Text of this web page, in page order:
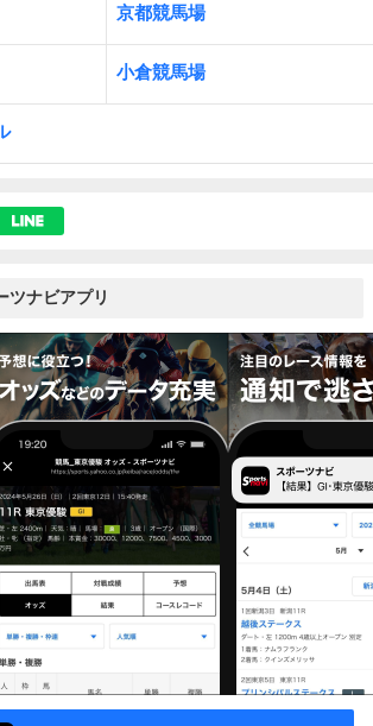
京都競馬場
小倉競馬場
ツナビアプリ